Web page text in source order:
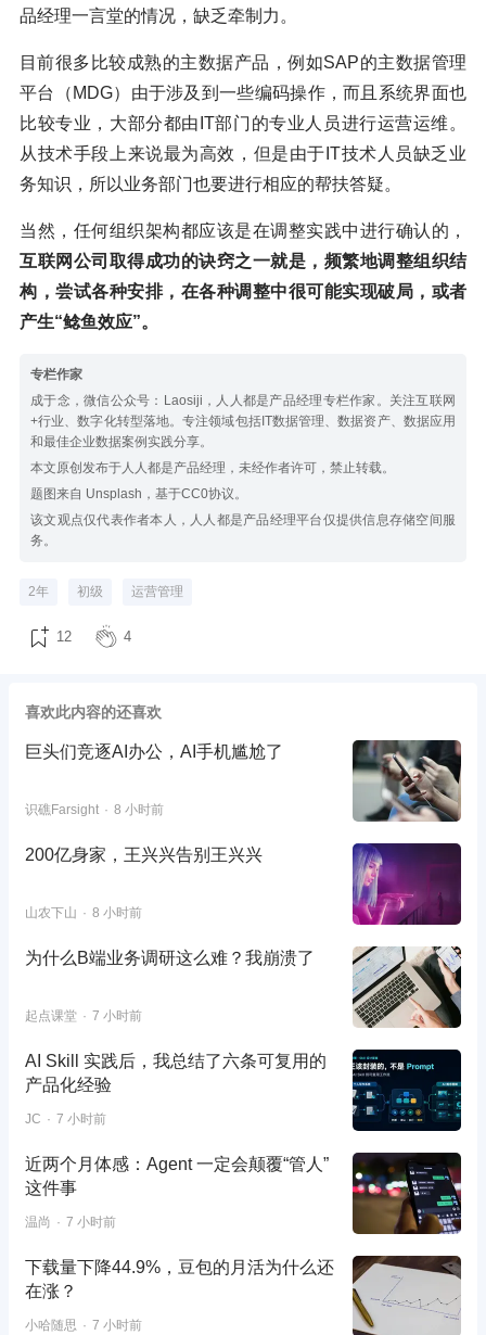
品经理一言堂的情况，缺乏牵制力。
目前很多比较成熟的主数据产品，例如SAP的主数据管理
平台（MDG）由于涉及到一些编码操作，而且系统界面也
比较专业，大部分都由IT部门的专业人员进行运营运维。
从技术手段上来说最为高效，但是由于IT技术人员缺乏业
务知识，所以业务部门也要进行相应的帮扶答疑。
当然，任何组织架构都应该是在调整实践中进行确认的，
互联网公司取得成功的诀窍之一就是，频繁地调整组织结
构，尝试各种安排，在各种调整中很可能实现破局，或者
产生“鲶鱼效应”。
专栏作家
成于念，微信公众号：Laosiji，人人都是产品经理专栏作家。关注互联网
+行业、数字化转型落地。专注领域包括IT数据管理、数据资产、数据应用
和最佳企业数据案例实践分享。
本文原创发布于人人都是产品经理，未经作者许可，禁止转载。
题图来自 Unsplash，基于CC0协议。
该文观点仅代表作者本人，人人都是产品经理平台仅提供信息存储空间服
务。
2年 初级 运营管理
12 4
喜欢此内容的还喜欢
巨头们竞逐AI办公，AI手机尴尬了
识礁Farsight 8 小时前
200亿身家，王兴兴告别王兴兴
山农下山 8 小时前
为什么B端业务调研这么难？我崩溃了
起点课堂 7 小时前
AI Skill 实践后，我总结了六条可复用的
产品化经验
JC 7 小时前
近两个月体感：Agent 一定会颠覆“管人”
这件事
温尚 7 小时前
下载量下降44.9%，豆包的月活为什么还
在涨？
小哈随思 7 小时前